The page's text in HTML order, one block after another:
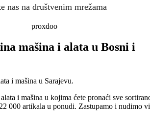
nas na društvenim mrežama
proxdoo
mašina i alata u Bosni i
i mašina u Sarajevu.
i mašina u kojima ćete pronaći sve
000 artikala u ponudi. Zastupamo i nudimo